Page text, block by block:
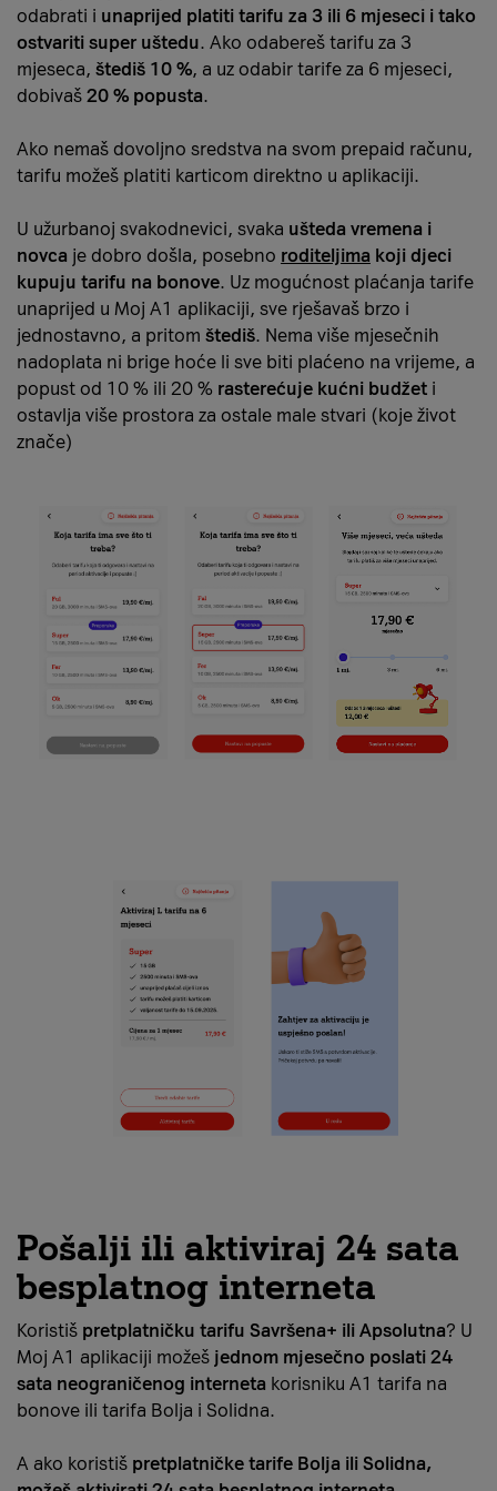
odabrati i unaprijed platiti tarifu za 3 ili 6 mjeseci i tako
ostvariti super uštedu. Ako odabereš tarifu za 3
mjeseca, štediš 10 %, a uz odabir tarife za 6 mjeseci,
dobivaš 20 % popusta.
Ako nemaš dovoljno sredstva na svom prepaid računu,
tarifu možeš platiti karticom direktno u aplikaciji.
U užurbanoj svakodnevici, svaka ušteda vremena i
novca je dobro došla, posebno roditeljima koji djeci
kupuju tarifu na bonove. Uz mogućnost plaćanja tarife
unaprijed u Moj A1 aplikaciji, sve rješavaš brzo i
jednostavno, a pritom štediš. Nema više mjesečnih
nadoplata ni brige hoće li sve biti plaćeno na vrijeme, a
popust od 10 % ili 20 % rasterećuje kućni budžet i
ostavlja više prostora za ostale male stvari (koje život
znače)
Pošalji ili aktiviraj 24 sata
besplatnog interneta
Koristiš pretplatničku tarifu Savršena+ ili Apsolutna? U
Moj A1 aplikaciji možeš jednom mjesečno poslati 24
sata neograničenog interneta korisniku A1 tarifa na
bonove ili tarifa Bolja i Solidna.
A ako koristiš pretplatničke tarife Bolja ili Solidna,